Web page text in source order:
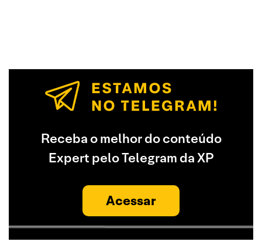
Receba o melhor do conteúdo
Expert pelo Telegram da XP
Acessar